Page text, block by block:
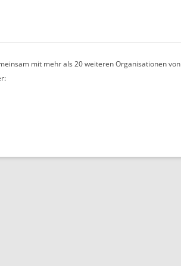
mit mehr als 20 weiteren Organisationen von